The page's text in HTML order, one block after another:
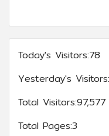
Today's Visitors:78
Yesterday's Visitors:
Total Visitors:97,577
Total Pages:3